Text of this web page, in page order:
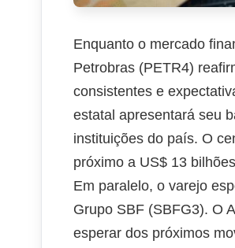
Enquanto o mercado
Petrobras (PETR4)
consistentes e
estatal apresentará seu
instituições do país. O
próximo a US$ 13
Em paralelo, o varejo
Grupo SBF (SBFG3). O
esperar dos próximos